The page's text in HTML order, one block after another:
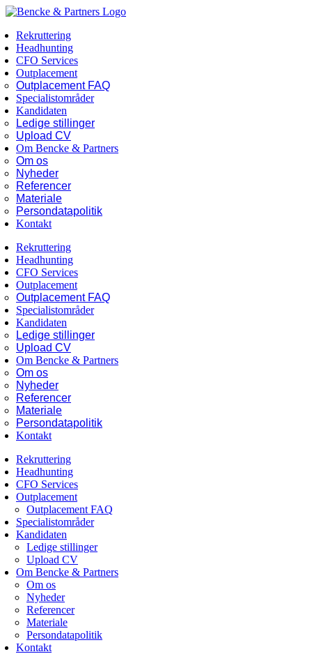
Skip
content
Facebook
LinkedIn
Rekruttering
Headhunting
CFO Services
Outplacement
Outplacement FAQ
Specialistområder
Kandidaten
Ledige stillinger
Upload CV
Om Bencke & Partners
Om os
Nyheder
Referencer
Materiale
Persondatapolitik
Kontakt
Rekruttering
Headhunting
CFO Services
Outplacement
Outplacement FAQ
Specialistområder
Kandidaten
Ledige stillinger
Upload CV
Om Bencke & Partners
Om os
Nyheder
Referencer
Materiale
Persondatapolitik
Kontakt
Rekruttering
Headhunting
CFO Services
Outplacement
Outplacement FAQ
Specialistområder
Kandidaten
Ledige stillinger
Upload CV
Om Bencke & Partners
Om os
Nyheder
Referencer
Materiale
Persondatapolitik
Kontakt